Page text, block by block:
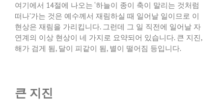
여기에서 14절에 나오는 ‘하늘이 종이 축이 말리는 것처럼
떠나’가는 것은 예수께서 재림하실 때 일어날 일이므로 이
현상은 재림을 가리킵니다. 그런데 그 일 직전에 일어날 자
연계의 이상 현상이 네 가지로 요약되어 있습니다. 큰 지진,
해가 검게 됨, 달이 피같이 됨, 별이 떨어짐 등입니다.
큰 지진